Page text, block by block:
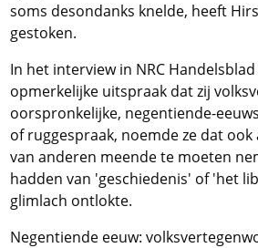
soms desondanks knelde, heeft
gestoken.
In het interview in NRC Handelsblad
opmerkelijke uitspraak dat zij
oorspronkelijke, negentiende-
of ruggespraak, noemde ze dat ook
van anderen meende te moeten
hadden van 'geschiedenis' of 'het
glimlach ontlokte.
Negentiende eeuw: